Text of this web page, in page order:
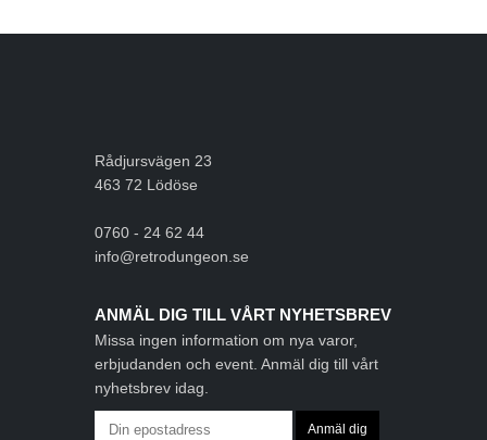
Rådjursvägen 23
463 72 Lödöse
0760 - 24 62 44
info@retrodungeon.se
ANMÄL DIG TILL VÅRT NYHETSBREV
Missa ingen information om nya varor,
erbjudanden och event. Anmäl dig till vårt
nyhetsbrev idag.